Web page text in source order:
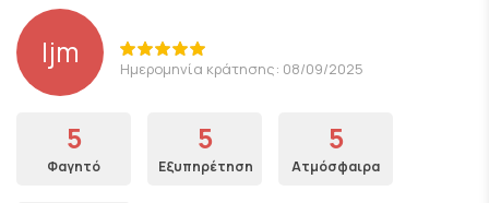
ljm Ημερομηνία κράτησης: 08/09/2025
5
Φαγητό
5
Εξυπηρέτηση
5
Ατμόσφαιρα